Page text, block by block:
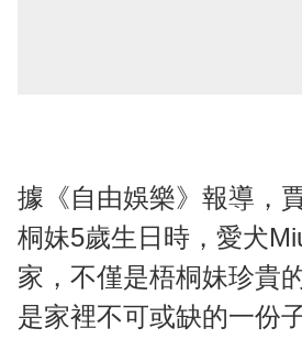
據《自由娛樂》報導，
桐妹5歲生日時，愛犬
家，不僅是梧桐妹珍貴
是家裡不可或缺的一份